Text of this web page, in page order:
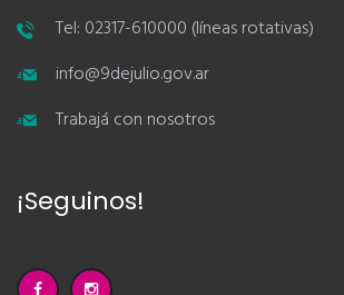
Tel: 02317-610000 (líneas rotativas)
info@9dejulio.gov.ar
Trabajá con nosotros
¡Seguinos!